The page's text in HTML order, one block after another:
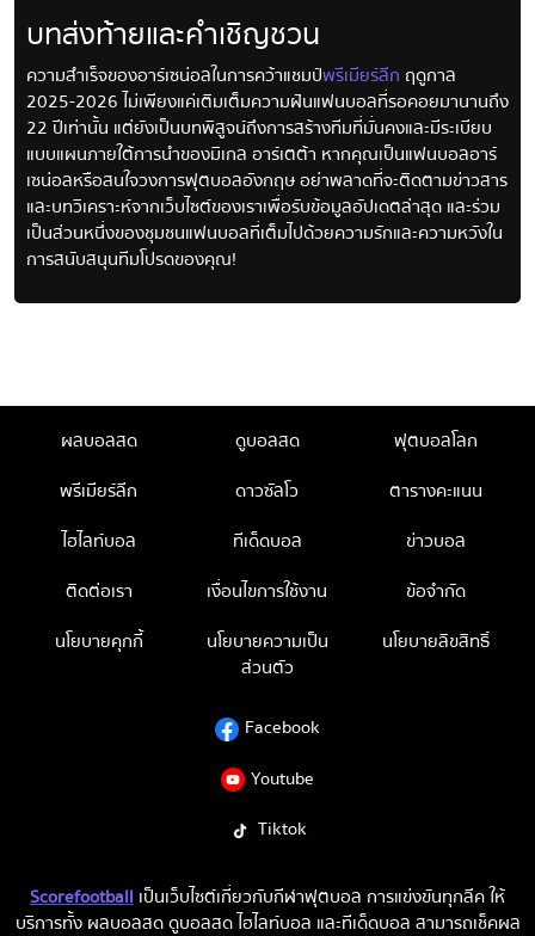
บทส่งท้ายและคำเชิญชวน
ความสำเร็จของอาร์เซน่อลในการคว้าแชมป์พรีเมียร์ลีก ฤดูกาล
2025-2026 ไม่เพียงแค่เติมเต็มความฝันแฟนบอลที่รอคอยมานานถึง
22 ปีเท่านั้น แต่ยังเป็นบทพิสูจน์ถึงการสร้างทีมที่มั่นคงและมีระเบียบ
แบบแผนภายใต้การนำของมิเกล อาร์เตต้า หากคุณเป็นแฟนบอลอาร์
เซน่อลหรือสนใจวงการฟุตบอลอังกฤษ อย่าพลาดที่จะติดตามข่าวสาร
และบทวิเคราะห์จากเว็บไซต์ของเราเพื่อรับข้อมูลอัปเดตล่าสุด และร่วม
เป็นส่วนหนึ่งของชุมชนแฟนบอลที่เต็มไปด้วยความรักและความหวังใน
การสนับสนุนทีมโปรดของคุณ!
ผลบอลสด ดูบอลสด
ฟุตบอลโลก
พรีเมียร์ลีก
ดาวซัลโว
ตารางคะแนน
ไฮไลท์บอล
ทีเด็ดบอล
ข่าวบอล
ติดต่อเรา
เงื่อนไขการใช้งาน
ข้อจำกัด
นโยบายคุกกี้
นโยบายความเป็น
ส่วนตัว
นโยบายลิขสิทธิ์
Facebook
Youtube
Tiktok
Scorefootball เป็นเว็บไซต์เกี่ยวกับกีฬาฟุตบอล การแข่งขันทุกลีค ให้
บริการทั้ง ผลบอลสด ดูบอลสด ไฮไลท์บอล และทีเด็ดบอล สามารถเช็คผล